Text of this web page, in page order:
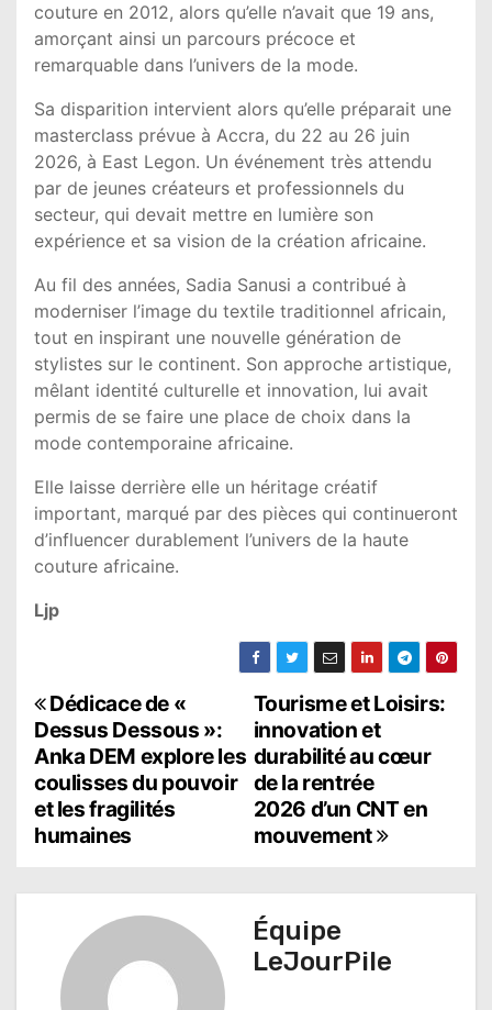
couture en 2012, alors qu’elle n’avait que 19 ans,
amorçant ainsi un parcours précoce et
remarquable dans l’univers de la mode.
Sa disparition intervient alors qu’elle préparait une
masterclass prévue à Accra, du 22 au 26 juin
2026, à East Legon. Un événement très attendu
par de jeunes créateurs et professionnels du
secteur, qui devait mettre en lumière son
expérience et sa vision de la création africaine.
Au fil des années, Sadia Sanusi a contribué à
moderniser l’image du textile traditionnel africain,
tout en inspirant une nouvelle génération de
stylistes sur le continent. Son approche artistique,
mêlant identité culturelle et innovation, lui avait
permis de se faire une place de choix dans la
mode contemporaine africaine.
Elle laisse derrière elle un héritage créatif
important, marqué par des pièces qui continueront
d’influencer durablement l’univers de la haute
couture africaine.
Ljp
N
a
v
i
Tourisme et Loisirs:
innovation et
durabilité au cœur
de la rentrée
2026 d’un CNT en
mouvement
Dédicace de «
Dessus Dessous »:
Anka DEM explore les
coulisses du pouvoir
et les fragilités
humaines
Équipe
LeJourPile